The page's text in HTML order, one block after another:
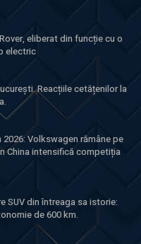
eliberat din funcție cu o
electric
Reacțiile cetățenilor la
Volkswagen rămâne pe
China intensifică competiția
SUV din întreaga sa istorie:
de 600 km.